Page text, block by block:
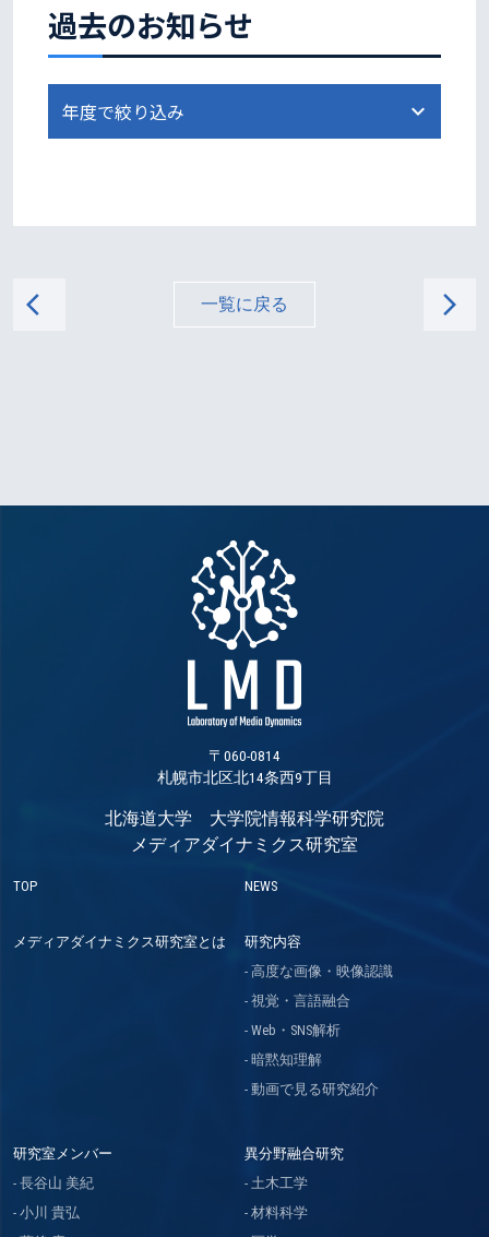
過去のお知らせ
arrow_back_ios 一覧に戻る arrow_forward_ios
〒060-0814
札幌市北区北14条西9丁目
北海道大学 大学院情報科学研究院
メディアダイナミクス研究室
TOP NEWS
メディアダイナミクス研究室とは
研究内容
高度な画像・映像認識
視覚・言語融合
Web・SNS解析
暗黙知理解
動画で見る研究紹介
研究室メンバー
長谷山 美紀
小川 貴弘
異分野融合研究
土木工学
材料科学